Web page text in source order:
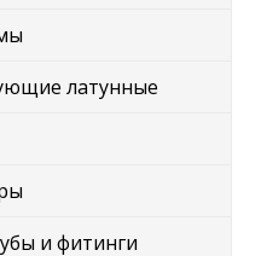
латунные
и фитинги